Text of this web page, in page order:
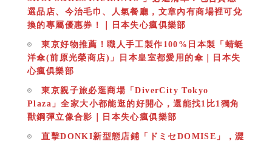
選品店、今治毛巾、人氣餐廳，文章內有商場裡可兌
換的專屬優惠券！｜日本失心瘋俱樂部
東京好物推薦！職人手工製作100%日本製「蜻蜓
洋傘(前原光榮商店)」日本皇室都愛用的傘｜日本失
心瘋俱樂部
東京親子旅必逛商場「DiverCity Tokyo
Plaza」全家大小都能逛的好開心，還能找1比1獨角
獸鋼彈立像合影｜日本失心瘋俱樂部
直擊DONKI新型態店鋪「ドミセDOMISE」，澀